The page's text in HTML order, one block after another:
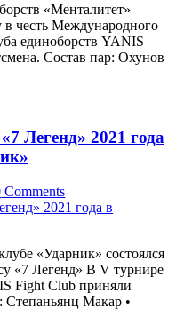
«Менталитет»
в честь Международного
единоборств YANIS
Состав пар: Охунов
Легенд» 2021 года
Comments
«Ударник» состоялся
«7 Легенд» В V турнире
Fight Club приняли
Степаньянц Макар •